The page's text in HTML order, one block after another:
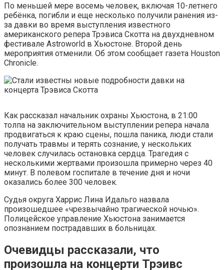
По меньшей мере восемь человек, включая 10-летнего
ребёнка, погибли и еще несколько получили ранения из-
за давки во время выступления известного
американского репера Трэвиса Скотта на двухдневном
фестивале Astroworld в Хьюстоне. Второй день
мероприятия отменили. Об этом сообщает газета Houston
Chronicle.
Как рассказал начальник охраны Хьюстона, в 21:00
толпа на заключительном выступлении репера начала
продвигаться к краю сцены, пошла паника, люди стали
получать травмы и терять сознание, у нескольких
человек случилась остановка сердца. Трагедия с
несколькими жертвами произошла примерно через 40
минут. В полевом госпитале в течение дня и ночи
оказались более 300 человек.
Судья округа Харрис Лина Идальго назвала
произошедшее «чрезвычайно трагической ночью».
Полицейское управление Хьюстона занимается
опознанием пострадавших в больницах.
Очевидцы рассказали, что
произошла на концерти Трэивс